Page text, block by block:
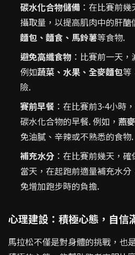
碳水化合物儲備 ：在比賽前
攝取量，以提高肌肉中的肝
麵包、麵食、馬鈴薯等食物.
避免高纖食物 ：比賽前一天
例如蔬菜、水果、全麥麵包等
險.
賽前早餐 ：在比賽前3-4小時
碳水化合物的早餐. 例如， 燕
免油膩、辛辣或不熟悉的食物.
補充水分 ：在比賽前幾天，
當天，在起跑前適量補充水
免增加跑步時的負擔.
心理建設：積極心態，自信
馬拉松不僅是對身體的挑戰，也